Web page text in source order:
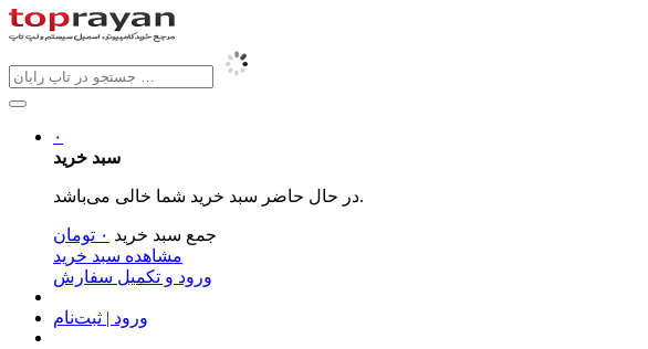
۰
سبد خرید
در حال حاضر سبد خرید شما خالی می‌باشد.
جمع سبد خرید ۰ تومان
مشاهده سبد خرید
ورود و تکمیل سفارش
ورود | ثبت‌نام